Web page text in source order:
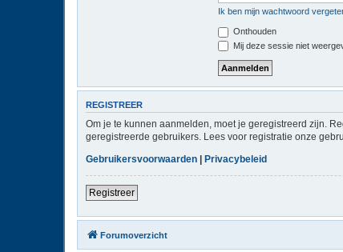
Ik ben mijn wachtwoord
Onthouden
Mij deze sessie niet
REGISTREER
Om je te kunnen aanmelden, moet je geregistreerd zijn.
geregistreerde gebruikers. Lees voor registratie onze
Gebruikersvoorwaarden | Privacybeleid
Registreer
Forumoverzicht